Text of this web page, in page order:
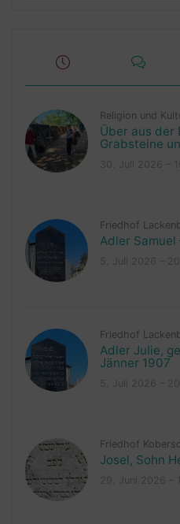
Religion und
Über aus der
Grabsteine
Friedhof
Adler Samuel
Friedhof
Adler Julie,
Jänner 1907
Friedhof
Josel, Sohn